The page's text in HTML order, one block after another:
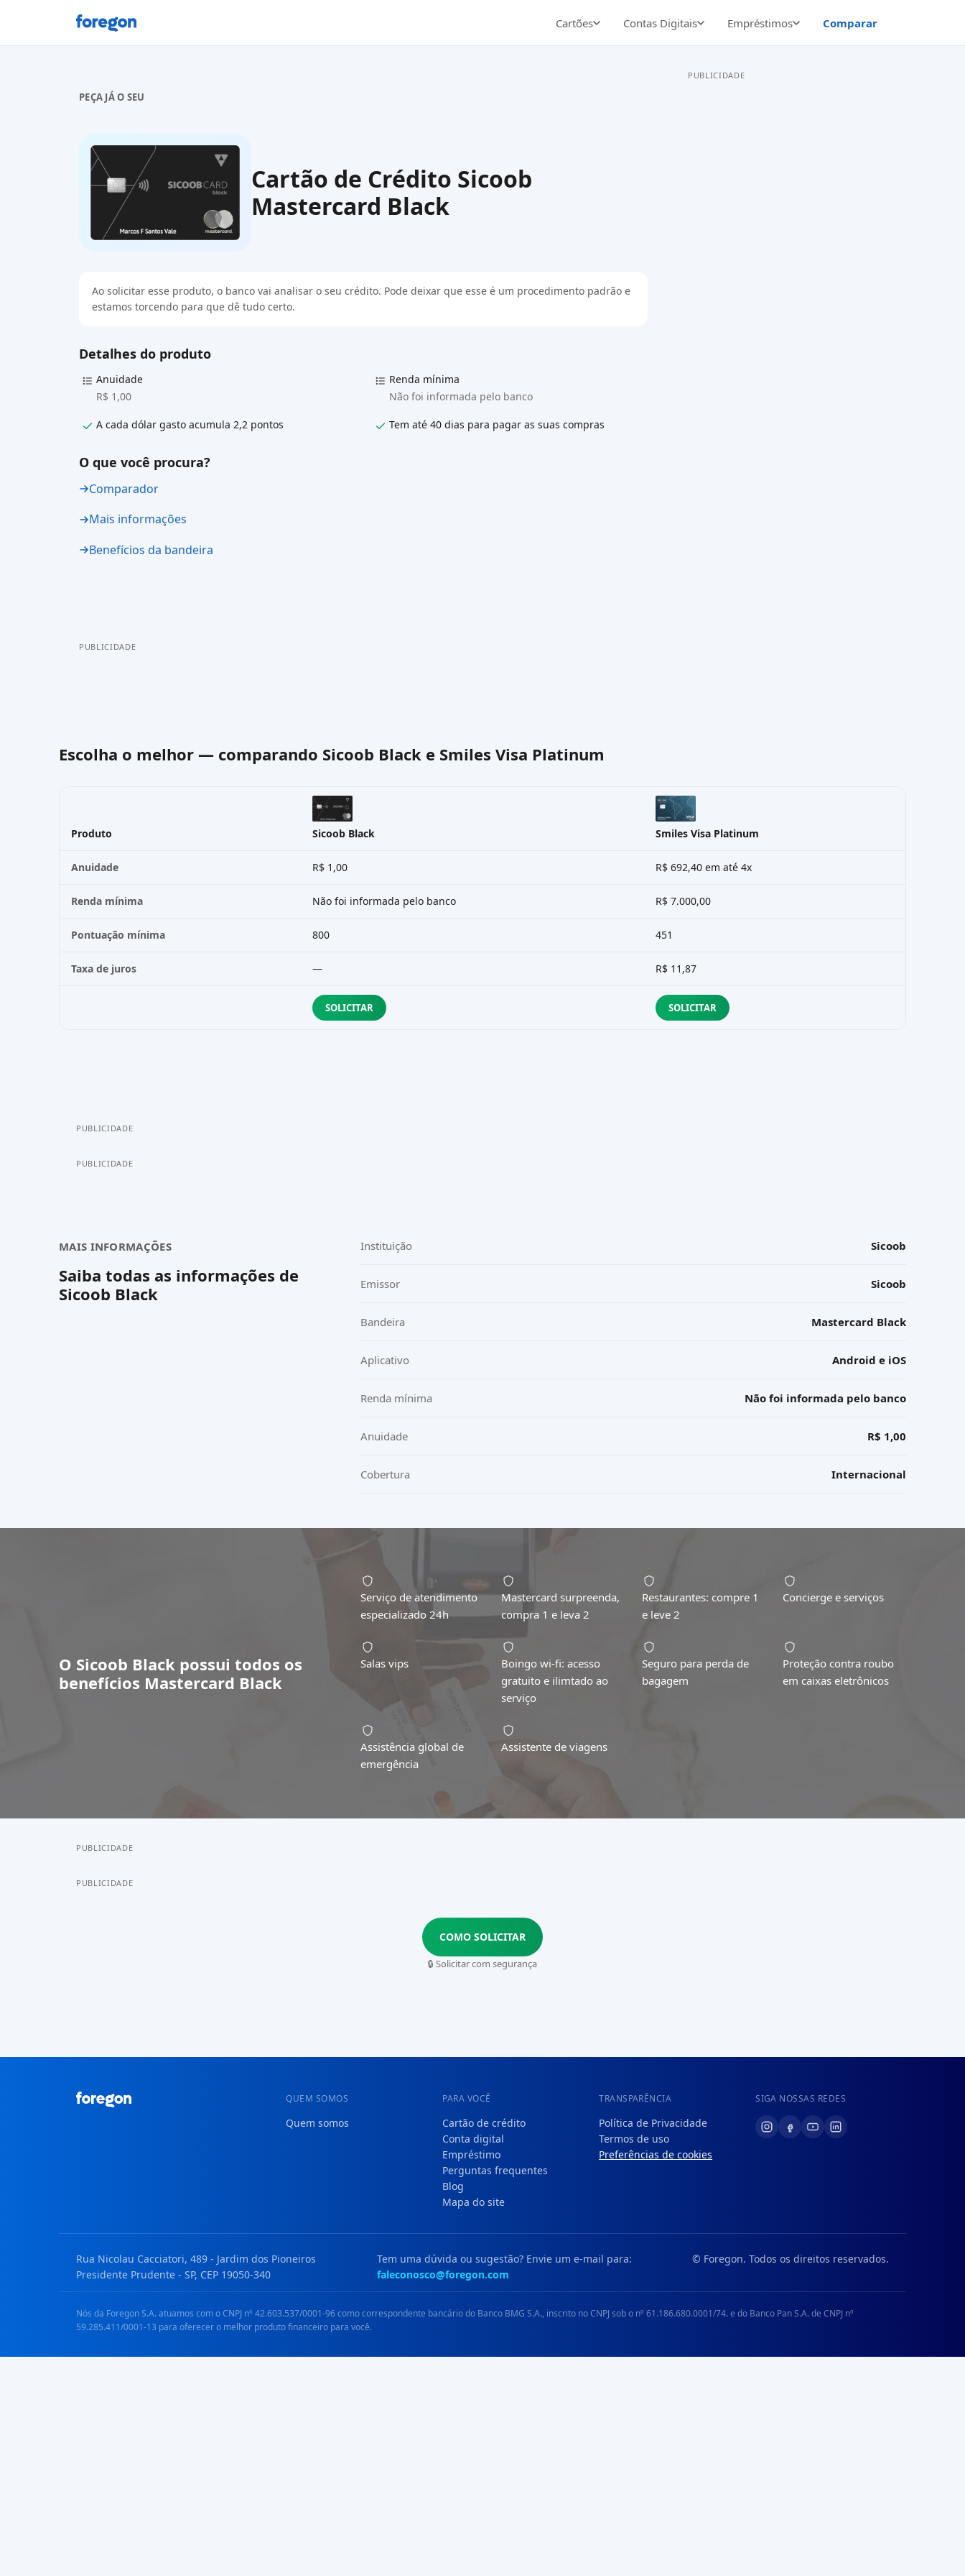
Foregon.com
Cartões Contas Digitais Empréstimos Comparar
PEÇA JÁ O SEU
Cartão de Crédito Sicoob
Mastercard Black
Ao solicitar esse produto, o banco vai analisar o seu crédito. Pode deixar que esse é um procedimento padrão e
estamos torcendo para que dê tudo certo.
Detalhes do produto
Anuidade
R$ 1,00
Renda mínima
Não foi informada pelo banco
A cada dólar gasto acumula 2,2 pontos Tem até 40 dias para pagar as suas compras
O que você procura?
Comparador
Mais informações
Benefícios da bandeira
PUBLICIDADE
PUBLICIDADE
Escolha o melhor — comparando Sicoob Black e Smiles Visa Platinum
Produto Sicoob Black Smiles Visa Platinum
Anuidade R$ 1,00 R$ 692,40 em até 4x
Renda mínima Não foi informada pelo banco R$ 7.000,00
Pontuação mínima 800 451
Taxa de juros — R$ 11,87
SOLICITAR SOLICITAR
PUBLICIDADE
PUBLICIDADE
MAIS INFORMAÇÕES
Saiba todas as informações de
Sicoob Black
Instituição Sicoob
Emissor Sicoob
Bandeira Mastercard Black
Aplicativo Android e iOS
Renda mínima Não foi informada pelo banco
Anuidade R$ 1,00
Cobertura Internacional
O Sicoob Black possui todos os
benefícios Mastercard Black
Serviço de atendimento
especializado 24h
Mastercard surpreenda,
compra 1 e leva 2
Restaurantes: compre 1
e leve 2
Concierge e serviços
Salas vips
Boingo wi-fi: acesso
gratuito e ilimtado ao
serviço
Seguro para perda de
bagagem
Proteção contra roubo
em caixas eletrônicos
Assistência global de
emergência
Assistente de viagens
PUBLICIDADE
PUBLICIDADE
COMO SOLICITAR
🔒 Solicitar com segurança
QUEM SOMOS
Quem somos
PARA VOCÊ
Cartão de crédito
Conta digital
Empréstimo
Perguntas frequentes
Blog
Mapa do site
TRANSPARÊNCIA
Política de Privacidade
Termos de uso
Preferências de cookies
SIGA NOSSAS REDES
Rua Nicolau Cacciatori, 489 - Jardim dos Pioneiros
Presidente Prudente - SP, CEP 19050-340
Tem uma dúvida ou sugestão? Envie um e-mail para:
faleconosco@foregon.com
© Foregon. Todos os direitos reservados.
Nós da Foregon S.A. atuamos com o CNPJ nº 42.603.537/0001-96 como correspondente bancário do Banco BMG S.A., inscrito no CNPJ sob o nº 61.186.680.0001/74. e do Banco Pan S.A. de CNPJ nº
59.285.411/0001-13 para oferecer o melhor produto financeiro para você.